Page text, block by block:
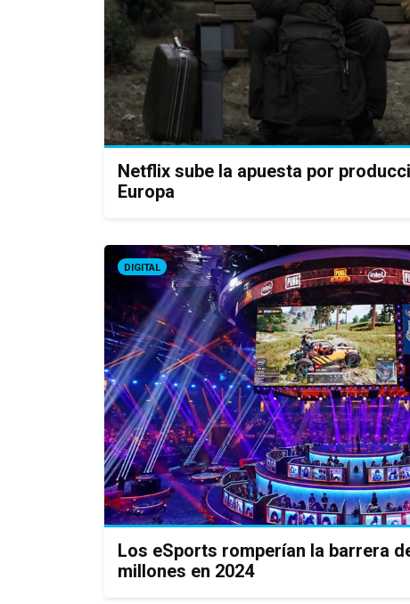
Netflix sube la apuesta por
Europa
DIGITAL
Los eSports romperían la barrera
millones en 2024